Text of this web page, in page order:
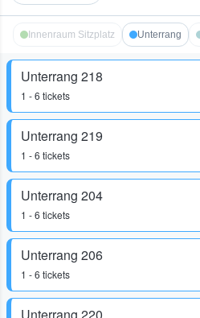
Innenraum Sitzplatz Unterrang
Unterrang 218
1 - 6 tickets
Unterrang 219
1 - 6 tickets
Unterrang 204
1 - 6 tickets
Unterrang 206
1 - 6 tickets